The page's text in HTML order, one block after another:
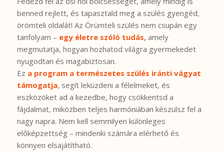
benned rejlett, és tapasztald meg a szülés gyengéd,
örömteli oldalát! Az Örümteli szülés nem csupán egy
tanfolyam – egy életre szóló tudás,amely
megmutatja, hogyan hozhatod világra gyermekedet
nyugodtan és magabiztosan.
Ez a program a természetes szülés iránti vágyat
támogatja, segít leküzdeni a félelmeket, és
eszközöket ad a kezedbe, hogy csökkentsd a
fájdalmat, miközben teljes harmóniában készülsz fel a
nagy napra. Nem kell semmilyen különleges
előképzettség – mindenki számára elérhető és
könnyen elsajátítható.